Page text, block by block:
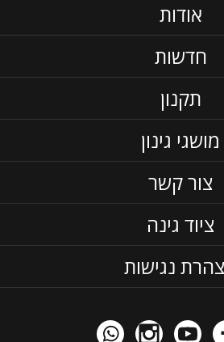
אודות
חדשות
תקנון
מושגי גינון
צור קשר
ציוד גינה
נגישות